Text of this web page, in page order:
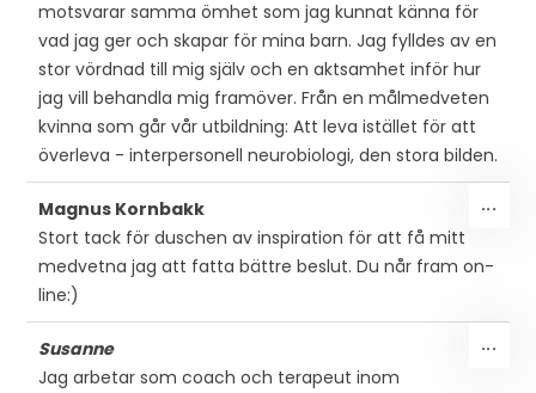
motsvarar samma ömhet som jag kunnat känna för
vad jag ger och skapar för mina barn. Jag fylldes av en
stor vördnad till mig själv och en aktsamhet inför hur
jag vill behandla mig framöver. Från en målmedveten
kvinna som går vår utbildning: Att leva istället för att
överleva - interpersonell neurobiologi, den stora bilden.
Magnus Kornbakk
Stort tack för duschen av inspiration för att få mitt
medvetna jag att fatta bättre beslut. Du når fram on-
line:)
...
Susanne
Jag arbetar som coach och terapeut inom
...